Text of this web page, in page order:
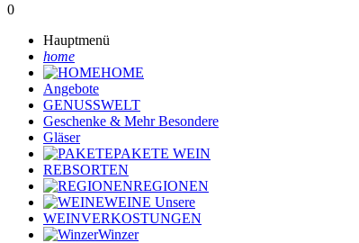
0
Hauptmenü
home
HOME
Angebote
GENUSSWELT
Geschenke & MehrBesondere
Gläser
PAKETE WEIN
REBSORTEN
REGIONEN
WEINE Unsere
WEINVERKOSTUNGEN
Winzer